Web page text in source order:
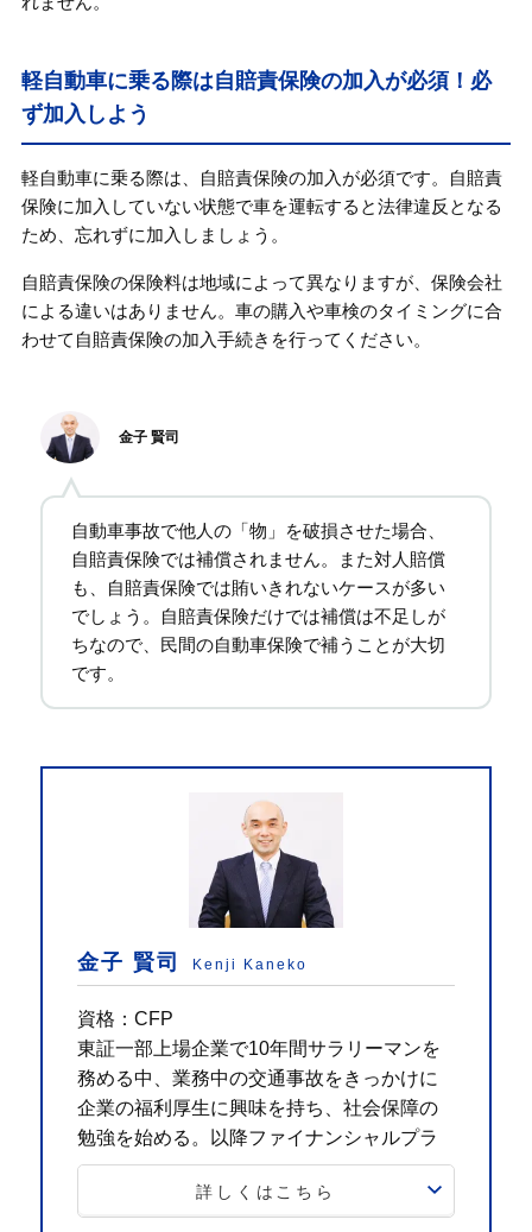
軽自動車に乗る際は自賠責保険の加入が必須！必
ず加入しよう
軽自動車に乗る際は、自賠責保険の加入が必須です。自賠責
保険に加入していない状態で車を運転すると法律違反となる
ため、忘れずに加入しましょう。
自賠責保険の保険料は地域によって異なりますが、保険会社
による違いはありません。車の購入や車検のタイミングに合
わせて自賠責保険の加入手続きを行ってください。
金子 賢司
自動車事故で他人の「物」を破損させた場合、
自賠責保険では補償されません。また対人賠償
も、自賠責保険では賄いきれないケースが多い
でしょう。自賠責保険だけでは補償は不足しが
ちなので、民間の自動車保険で補うことが大切
です。
金子 賢司 Kenji Kaneko
資格：CFP
東証一部上場企業で10年間サラリーマンを
務める中、業務中の交通事故をきっかけに
企業の福利厚生に興味を持ち、社会保障の
勉強を始める。以降ファイナンシャルプラ
ンナーとして活動し、個人・法人のお金に
関する相談、北海道のテレビ番組のコメン
詳しくはこちら